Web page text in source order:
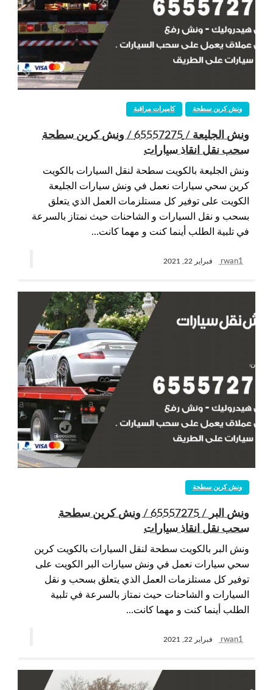
كاميرات مراقبة ونش كرين سطحة
ونش الجليعة / 65557275 / ونش كرين سطحة
سحب نقل انقاذ سيارات
ونش الجليعة بالكويت سطحة لنقل السيارات بالكويت
كرين سحي سيارات نعمل في ونش سيارات الجليعة
الكويت على توفير كل مستلزمات العمل الذي يتعلق
بسحب و نقل السيارات و الشاحنات حيث نمتاز بالسرعة
في تلبية الطلب أينما كنت و مهما كانت…
rwan1 فبراير 22, 2021
ونش كرين سطحة
ونش البر / 65557275 / ونش كرين سطحة
سحب نقل انقاذ سيارات
ونش البر بالكويت سطحة لنقل السيارات بالكويت كرين
سحي سيارات نعمل في ونش سيارات البر الكويت على
توفير كل مستلزمات العمل الذي يتعلق بسحب و نقل
السيارات و الشاحنات حيث نمتاز بالسرعة في تلبية
الطلب أينما كنت و مهما كانت…
rwan1 فبراير 22, 2021